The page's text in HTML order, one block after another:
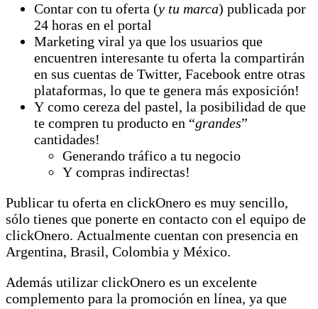
Contar con tu oferta (y tu marca) publicada por
24 horas en el portal
Marketing viral ya que los usuarios que
encuentren interesante tu oferta la compartirán
en sus cuentas de Twitter, Facebook entre otras
plataformas, lo que te genera más exposición!
Y como cereza del pastel, la posibilidad de que
te compren tu producto en “grandes”
cantidades!
Generando tráfico a tu negocio
Y compras indirectas!
Publicar tu oferta en clickOnero es muy sencillo,
sólo tienes que ponerte en contacto con el equipo de
clickOnero. Actualmente cuentan con presencia en
Argentina, Brasil, Colombia y México.
Además utilizar clickOnero es un excelente
complemento para la promoción en línea, ya que